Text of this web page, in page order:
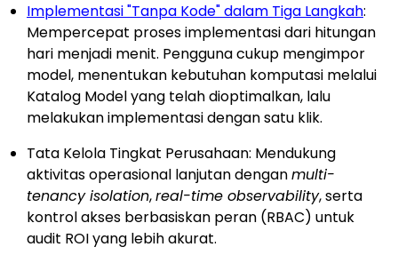
Implementasi "Tanpa Kode" dalam Tiga Langkah:
Mempercepat proses implementasi dari hitungan
hari menjadi menit. Pengguna cukup mengimpor
model, menentukan kebutuhan komputasi melalui
Katalog Model yang telah dioptimalkan, lalu
melakukan implementasi dengan satu klik.
Tata Kelola Tingkat Perusahaan: Mendukung
aktivitas operasional lanjutan denganmulti-
tenancy isolation,real-time observability, serta
kontrol akses berbasiskan peran (RBAC) untuk
audit ROI yang lebih akurat.